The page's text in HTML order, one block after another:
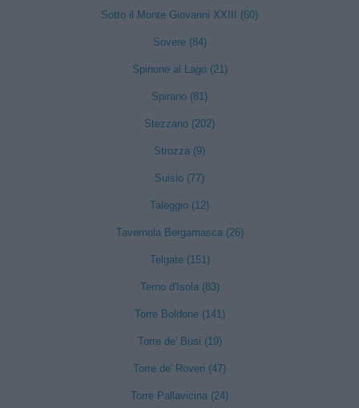
Sotto il Monte Giovanni XXIII (60)
Sovere (84)
Spinone al Lago (21)
Spirano (81)
Stezzano (202)
Strozza (9)
Suisio (77)
Taleggio (12)
Tavernola Bergamasca (26)
Telgate (151)
Terno d'Isola (83)
Torre Boldone (141)
Torre de' Busi (19)
Torre de' Roveri (47)
Torre Pallavicina (24)